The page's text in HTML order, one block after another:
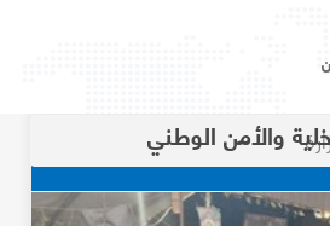
والأمن الوطني